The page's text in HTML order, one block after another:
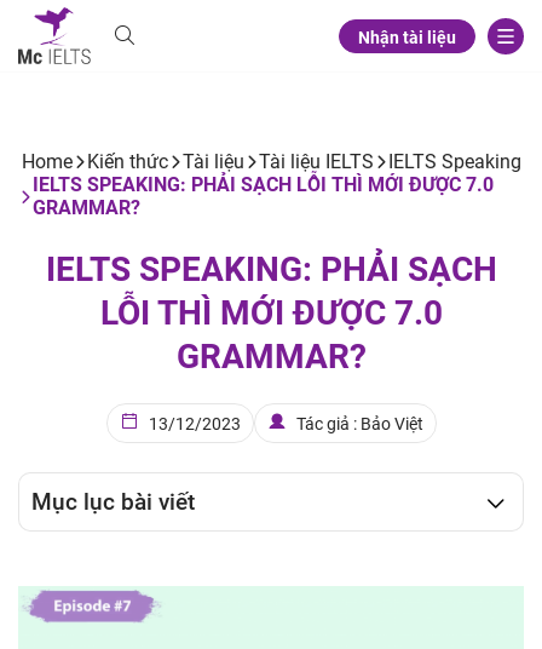
Nhận tài liệu
Home Kiến thức Tài liệu Tài liệu IELTS
IELTS Speaking
IELTS SPEAKING: PHẢI SẠCH LỖI THÌ MỚI ĐƯỢC 7.0
GRAMMAR?
IELTS SPEAKING: PHẢI SẠCH
LỖI THÌ MỚI ĐƯỢC 7.0
GRAMMAR?
13/12/2023 Tác giả : Bảo Việt
Mục lục bài viết